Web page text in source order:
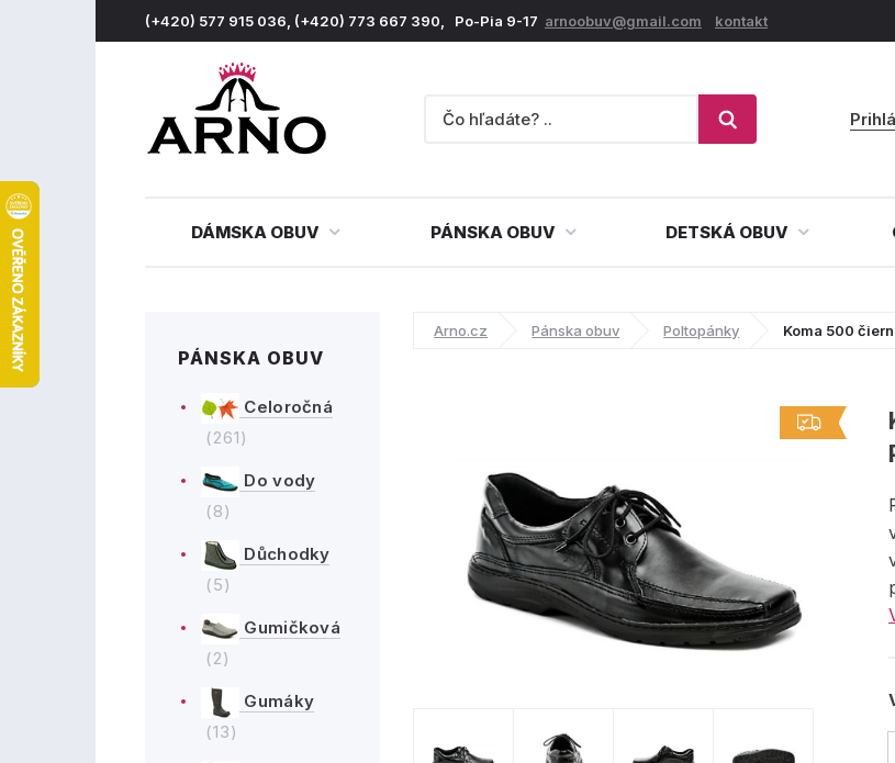
(+420) 577 915 036, (+420) 773 667 390, Po-Pia 9-17 arnoobuv@gmail.com kontakt
DÁMSKA OBUV PÁNSKA OBUV DETSKÁ OBUV
PÁNSKA OBUV
Celoročná
(261)
Do vody
(8)
Důchodky
(5)
Gumičková
(2)
Gumáky
(13)
Arno.cz Pánska obuv Poltopánky Koma 500